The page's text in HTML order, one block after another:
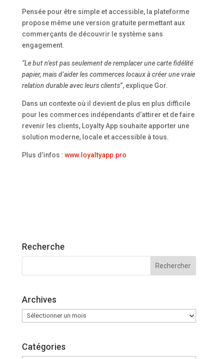
Pensée pour être simple et accessible, la plateforme
propose même une version gratuite permettant aux
commerçants de découvrir le système sans
engagement.
“Le but n’est pas seulement de remplacer une carte fidélité
papier, mais d’aider les commerces locaux à créer une vraie
relation durable avec leurs clients”, explique Gor.
Dans un contexte où il devient de plus en plus difficile
pour les commerces indépendants d’attirer et de faire
revenir les clients, Loyalty App souhaite apporter une
solution moderne, locale et accessible à tous.
Plus d’infos : www.loyaltyapp.pro
Recherche
Archives
Archives
Catégories